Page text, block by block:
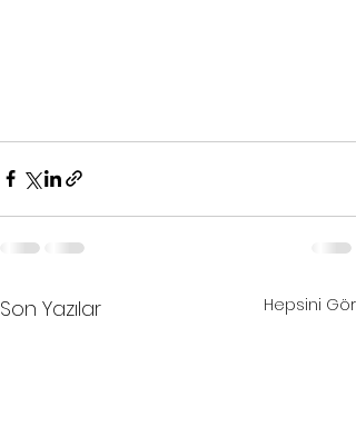
Son Yazılar Hepsini Gör